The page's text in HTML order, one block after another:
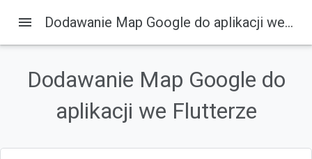
Na tej stronie
Co to jest Flutter?
menu Dodawanie Map Google do aplikacji we Flutterze
Dodawanie Map Google do
aplikacji we Flutterze